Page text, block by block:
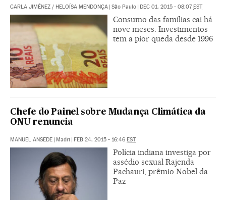
CARLA JIMÉNEZ / HELOÍSA MENDONÇA | São Paulo | DEC 01, 2015 - 08:07EST
Consumo das famílias cai há
nove meses. Investimentos
tem a pior queda desde 1996
Chefe do Painel sobre Mudança Climática da
ONU renuncia
MANUEL ANSEDE | Madri | FEB 24, 2015 - 16:46 EST
Polícia indiana investiga por
assédio sexual Rajenda
Pachauri, prêmio Nobel da
Paz